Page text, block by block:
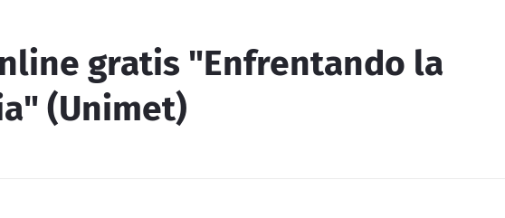
gratis "Enfrentando la
(Unimet)